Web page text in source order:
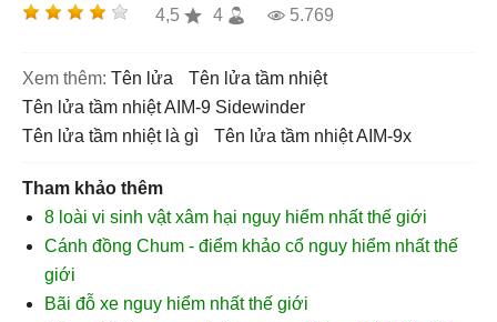
4,5 4 5.769
Xem thêm: tên lửa
tên lửa tầm nhiệt
Tên lửa tầm nhiệt AIM-9 Sidewinder
Tên lửa tầm nhiệt là gì
Tên lửa tầm nhiệt AIM-9x
Tham khảo thêm
8 loài vi sinh vật xâm hại nguy hiểm nhất thế giới
Cánh đồng Chum - điểm khảo cổ nguy hiểm nhất thế
giới
Bãi đỗ xe nguy hiểm nhất thế giới